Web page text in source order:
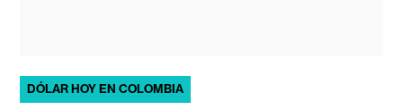
DÓLAR HOY EN COLOMBIA